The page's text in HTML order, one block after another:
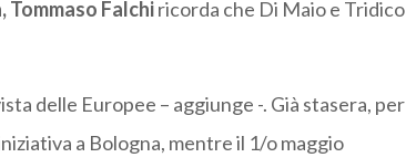
Tommaso Falchiricorda che Di Maio e Tridico
delle Europee – aggiunge -. Già stasera, per
a Bologna, mentre il 1/o maggio